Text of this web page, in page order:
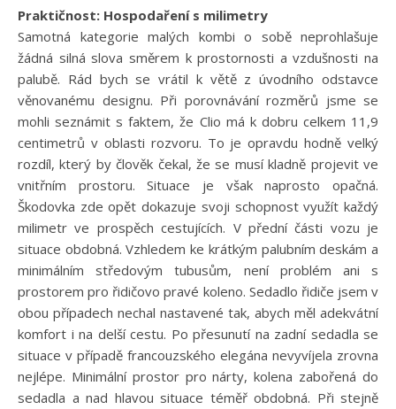
Praktičnost: Hospodaření s milimetry
Samotná kategorie malých kombi o sobě neprohlašuje
žádná silná slova směrem k prostornosti a vzdušnosti na
palubě. Rád bych se vrátil k větě z úvodního odstavce
věnovanému designu. Při porovnávání rozměrů jsme se
mohli seznámit s faktem, že Clio má k dobru celkem 11,9
centimetrů v oblasti rozvoru. To je opravdu hodně velký
rozdíl, který by člověk čekal, že se musí kladně projevit ve
vnitřním prostoru. Situace je však naprosto opačná.
Škodovka zde opět dokazuje svoji schopnost využít každý
milimetr ve prospěch cestujících. V přední části vozu je
situace obdobná. Vzhledem ke krátkým palubním deskám a
minimálním středovým tubusům, není problém ani s
prostorem pro řidičovo pravé koleno. Sedadlo řidiče jsem v
obou případech nechal nastavené tak, abych měl adekvátní
komfort i na delší cestu. Po přesunutí na zadní sedadla se
situace v případě francouzského elegána nevyvíjela zrovna
nejlépe. Minimální prostor pro nárty, kolena zabořená do
sedadla a nad hlavou situace téměř obdobná. Při stejně